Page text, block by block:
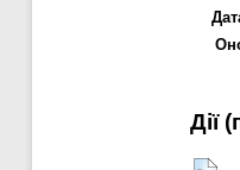
Дії